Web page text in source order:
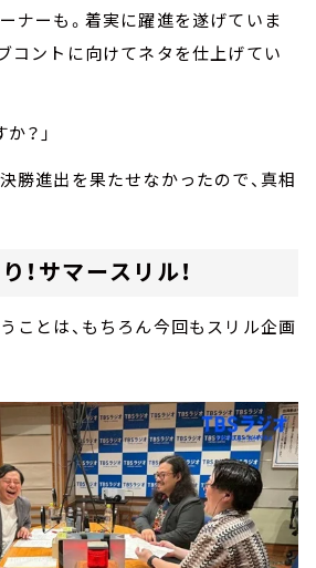
ナーも。着実に躍進を遂げていま
コントに向けてネタを仕上げてい
？」
勝進出を果たせなかったので、真相
！サマースリル！
ことは、もちろん今回もスリル企画